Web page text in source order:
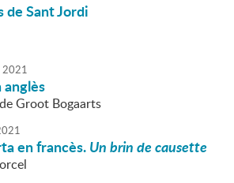
de Sant Jordi
2021
Groot Bogaarts
en francès.Un brin de causette